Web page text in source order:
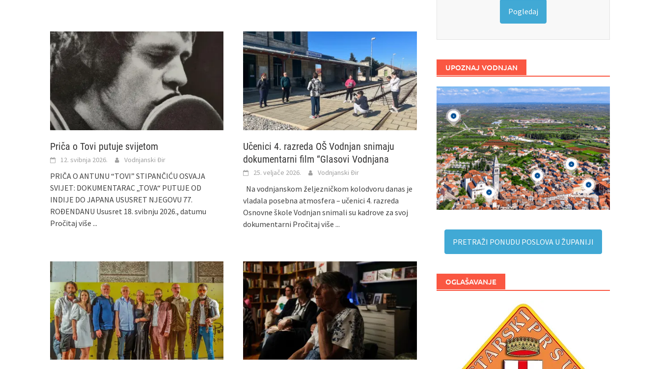
Priča o Tovi putuje svijetom
12. svibnja 2026. Vodnjanski Đir
PRIČA O ANTUNU “TOVI” STIPANČIĆU OSVAJA
SVIJET: DOKUMENTARAC „TOVA“ PUTUJE OD
INDIJE DO JAPANA USUSRET NJEGOVU 77.
ROĐENDANU Ususret 18. svibnju 2026., datumu
Pročitaj više ...
Učenici 4. razreda OŠ Vodnjan snimaju
dokumentarni film “Glasovi Vodnjana
25. veljače 2026. Vodnjanski Đir
Na vodnjanskom željezničkom kolodvoru danas je
vladala posebna atmosfera – učenici 4. razreda
Osnovne škole Vodnjan snimali su kadrove za svoj
dokumentarni Pročitaj više ...
Pogledaj
UPOZNAJ VODNJAN
PRETRAŽI PONUDU POSLOVA U ŽUPANIJI
OGLAŠAVANJE